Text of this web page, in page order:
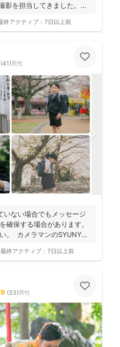
影を担当してきました。 ...
終アクティブ： 7日以上前
(41)男性
いない場合でもメッセージ
確保する場合があります。
。 カメラマンのSYUNYA
最終アクティブ： 7日以上前
(33)男性